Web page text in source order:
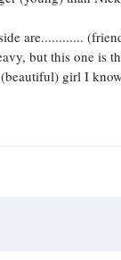
are............
but this one is
girl I